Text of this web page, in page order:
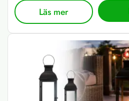
Läs mer